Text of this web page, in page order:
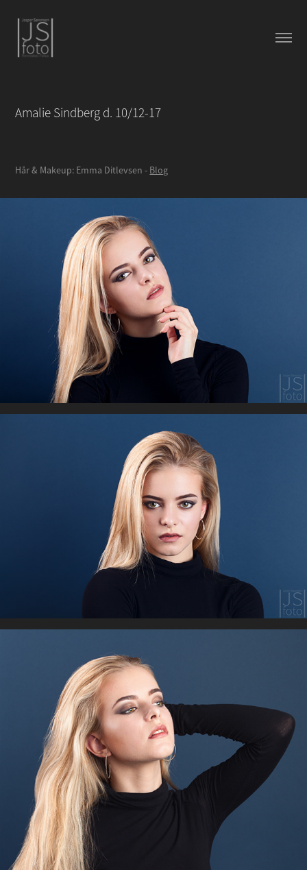
Amalie Sindberg d. 10/12-17
Hår & Makeup: Emma Ditlevsen - Blog